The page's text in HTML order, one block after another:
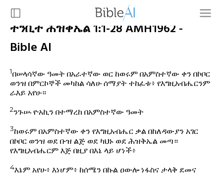
ትንቢተ ሕዝቅኤል 1:1-28 AMH1962 -
Bible AI
1በሠላሳኛው ዓመት በአራተኛው ወር ከወሩም በአምስተኛው ቀን በኮቦር
ወንዝ በምርኮኞች መካከል ሳለሁ ሰማያት ተከፈቱ፥ የእግዚአብሔርንም
ራእይ አየሁ።
2ንጉሡ ዮአኪን በተማረከ በአምስተኛው ዓመት
3ከወሩም በአምስተኛው ቀን የእግዚአብሔር ቃል በከለዳውያን አገር
በኮቦር ወንዝ ወደ ቡዝ ልጅ ወደ ካህኑ ወደ ሕዝቅኤል መጣ።
የእግዚአብሔርም እጅ በዚያ በእኔ ላይ ሆነች፥
4እኔም አየሁ፥ እነሆም፥ ከሰሜን በኩል ዐውሎ ነፋስና ታላቅ ደመና